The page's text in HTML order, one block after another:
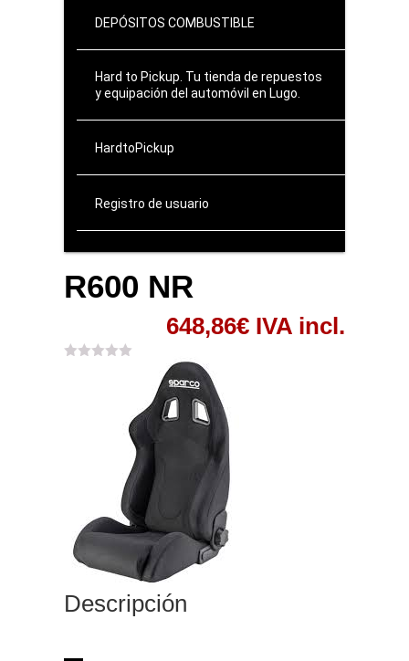
DEPÓSITOS COMBUSTIBLE
Hard to Pickup. Tu tienda de repuestos
y equipación del automóvil en Lugo.
HardtoPickup
Registro de usuario
R600 NR
648,86€ IVA incl.
Descripción